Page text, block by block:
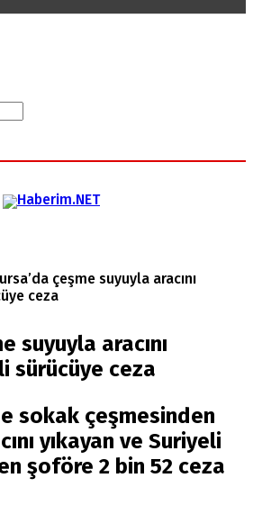
çeşme suyuyla aracını
ceza
suyuyla aracını
sürücüye ceza
sokak çeşmesinden
yıkayan ve Suriyeli
şoföre 2 bin 52 ceza